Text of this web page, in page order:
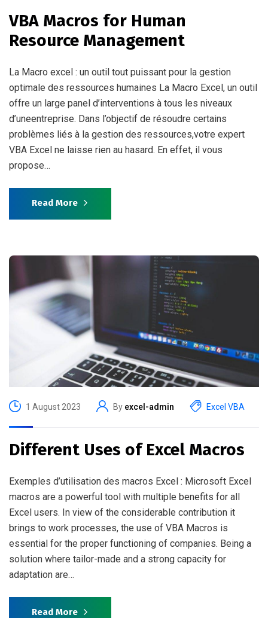
VBA Macros for Human
Resource Management
La Macro excel : un outil tout puissant pour la gestion
optimale des ressources humaines La Macro Excel, un outil
offre un large panel d’interventions à tous les niveaux
d’uneentreprise. Dans l’objectif de résoudre certains
problèmes liés à la gestion des ressources,votre expert
VBA Excel ne laisse rien au hasard. En effet, il vous
propose…
Read More
1 August 2023 By excel-admin Excel VBA
Different Uses of Excel Macros
Exemples d’utilisation des macros Excel : Microsoft Excel
macros are a powerful tool with multiple benefits for all
Excel users. In view of the considerable contribution it
brings to work processes, the use of VBA Macros is
essential for the proper functioning of companies. Being a
solution where tailor-made and a strong capacity for
adaptation are…
Read More